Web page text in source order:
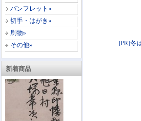
パンフレット»
切手・はがき»
刷物»
その他»
新着商品
[PR]冬